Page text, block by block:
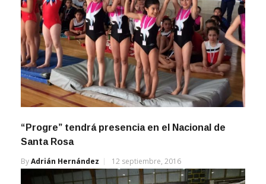
“Progre” tendrá presencia en el Nacional de
Santa Rosa
ByAdrián Hernández 12 septiembre, 2016